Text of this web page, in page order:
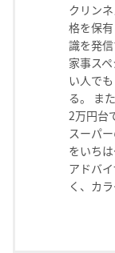
クリン
格を保
識を発
家事ス
い人で
る。 ま
2万円台
スーパ
をいち
アドバ
く、カ